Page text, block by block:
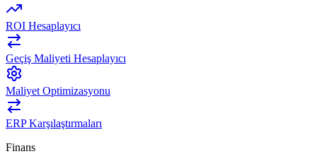
ROI Hesaplayıcı
Geçiş Maliyeti Hesaplayıcı
Maliyet Optimizasyonu
ERP Karşılaştırmaları
Finans